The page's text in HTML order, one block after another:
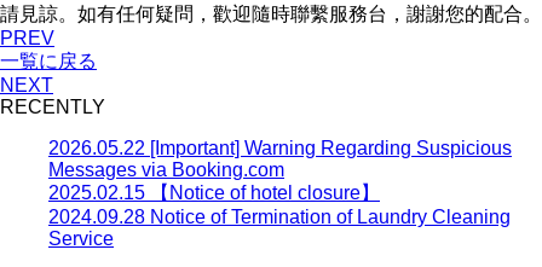
請見諒。如有任何疑問，歡迎隨時聯繫服務台，謝謝您的配合。
PREV
一覧に戻る
NEXT
RECENTLY
2026.05.22 [Important] Warning Regarding Suspicious
Messages via Booking.com
2025.02.15
【Notice of hotel closure】
2024.09.28 Notice of Termination of Laundry Cleaning
Service